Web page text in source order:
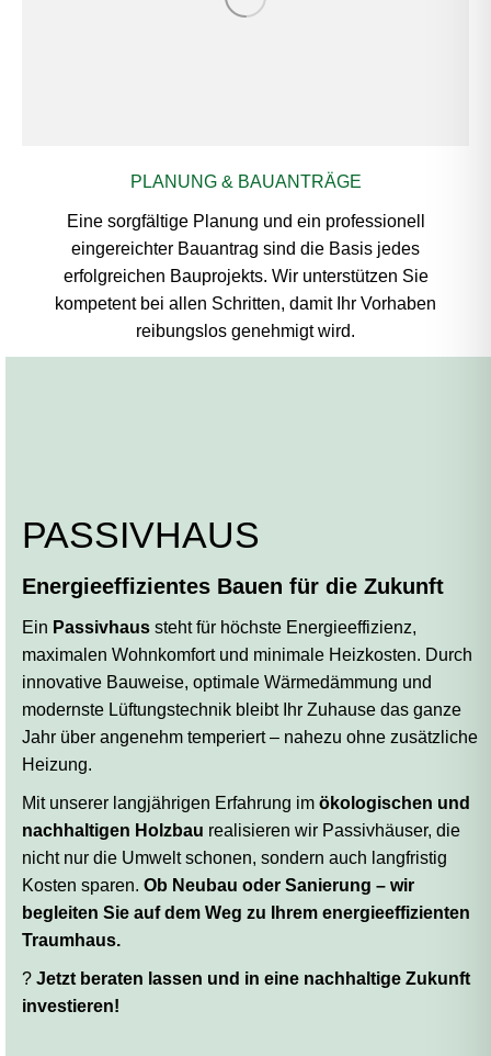
PLANUNG & BAUANTRÄGE
Eine sorgfältige Planung und ein professionell
eingereichter Bauantrag sind die Basis jedes
erfolgreichen Bauprojekts. Wir unterstützen Sie
kompetent bei allen Schritten, damit Ihr Vorhaben
reibungslos genehmigt wird.
PASSIVHAUS
Energieeffizientes Bauen für die Zukunft
Ein Passivhaus steht für höchste Energieeffizienz,
maximalen Wohnkomfort und minimale Heizkosten. Durch
innovative Bauweise, optimale Wärmedämmung und
modernste Lüftungstechnik bleibt Ihr Zuhause das ganze
Jahr über angenehm temperiert – nahezu ohne zusätzliche
Heizung.
Mit unserer langjährigen Erfahrung im ökologischen und
nachhaltigen Holzbau realisieren wir Passivhäuser, die
nicht nur die Umwelt schonen, sondern auch langfristig
Kosten sparen. Ob Neubau oder Sanierung – wir
begleiten Sie auf dem Weg zu Ihrem energieeffizienten
Traumhaus.
? Jetzt beraten lassen und in eine nachhaltige Zukunft
investieren!